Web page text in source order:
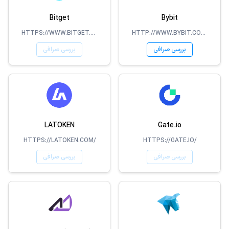
Bybit
HTTP://WWW.BYBIT.COM/
بررسی صرافی
Bitget
HTTPS://WWW.BITGET.COM
بررسی صرافی
Gate.io
HTTPS://GATE.IO/
بررسی صرافی
LATOKEN
HTTPS://LATOKEN.COM/
بررسی صرافی